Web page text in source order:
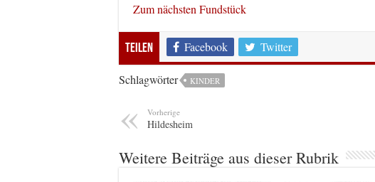
Zum nächsten Fundstück
Teilen Facebook Twitter
Schlagwörter KINDER
Vorherige
Hildesheim
Weitere Beiträge aus dieser Rubrik